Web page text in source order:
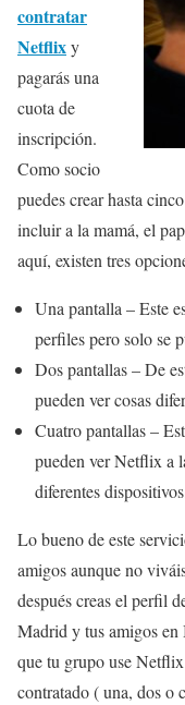
contratar
Netflixy
pagarás una
cuota de
inscripción.
Como socio
puedes crear hasta
incluir a la mamá, el
aquí, existen tres
Una pantalla – Este
perfiles pero solo se
Dos pantallas – De
pueden ver cosas
Cuatro pantallas –
pueden ver Netflix a
diferentes
Lo bueno de este
amigos aunque no
después creas el perfil
Madrid y tus amigos
que tu grupo use
contratado ( una, dos o